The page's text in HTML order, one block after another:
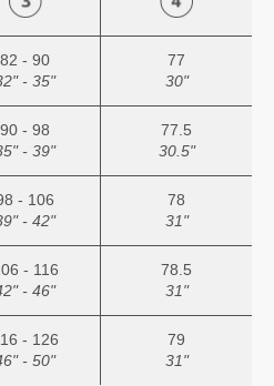
82 - 90
- 35"
77
30"
90 - 98
- 39"
77.5
30.5"
- 106
- 42"
78
31"
- 116
- 46"
78.5
31"
- 126
- 50"
79
31"